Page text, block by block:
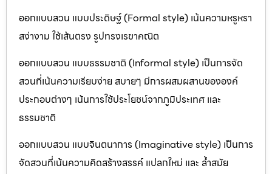
ออกแบบสวน แบบประดิษฐ์ (Formal style) เน้นความหรูหรา
สง่างาม ใช้เส้นตรง รูปทรงเรขาคณิต
ออกแบบสวน แบบธรรมชาติ (Informal style) เป็นการจัด
สวนที่เน้นความเรียบง่าย สบายๆ มีการผสมผสานขององค์
ประกอบต่างๆ เน้นการใช้ประโยชน์จากภูมิประเทศ และ
ธรรมชาติ
ออกแบบสวน แบบจินตนาการ (Imaginative style) เป็นการ
จัดสวนที่เน้นความคิดสร้างสรรค์ แปลกใหม่ และ ล้ำสมัย